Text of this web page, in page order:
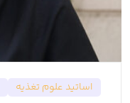
اساتید علوم تغذیه